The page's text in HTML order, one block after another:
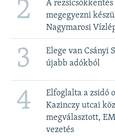
2
A
megegyezni
Nagymarosi
3
Elege van Csányi
újabb adókból
4
Elfoglalta a zsidó
Kazinczy utcai
megválasztott,
vezetés